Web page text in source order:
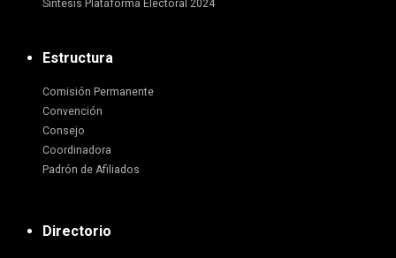
Síntesis Plataforma Electoral 2024
Estructura
Comisión Permanente
Convención
Consejo
Coordinadora
Padrón de Afiliados
Directorio